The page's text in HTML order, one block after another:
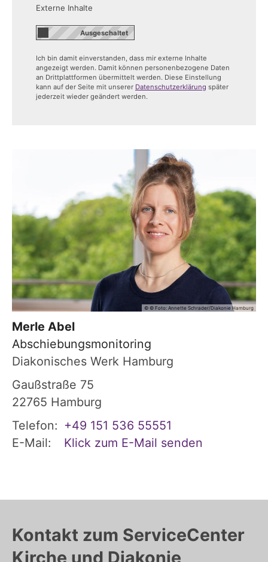
Externe Inhalte
Ich bin damit einverstanden, dass mir externe Inhalte
angezeigt werden. Damit können personenbezogene Daten
an Drittplattformen übermittelt werden. Diese Einstellung
kann auf der Seite mit unserer Datenschutzerklärung später
jederzeit wieder geändert werden.
© © Foto: Annette Schrader/Diakonie Hamburg
Merle Abel
Abschiebungsmonitoring
Diakonisches Werk Hamburg
Gaußstraße 75
22765 Hamburg
Telefon: +49 151 536 55551
E-Mail:
Klick zum E-Mail senden
Kontakt zum ServiceCenter
Kirche und Diakonie